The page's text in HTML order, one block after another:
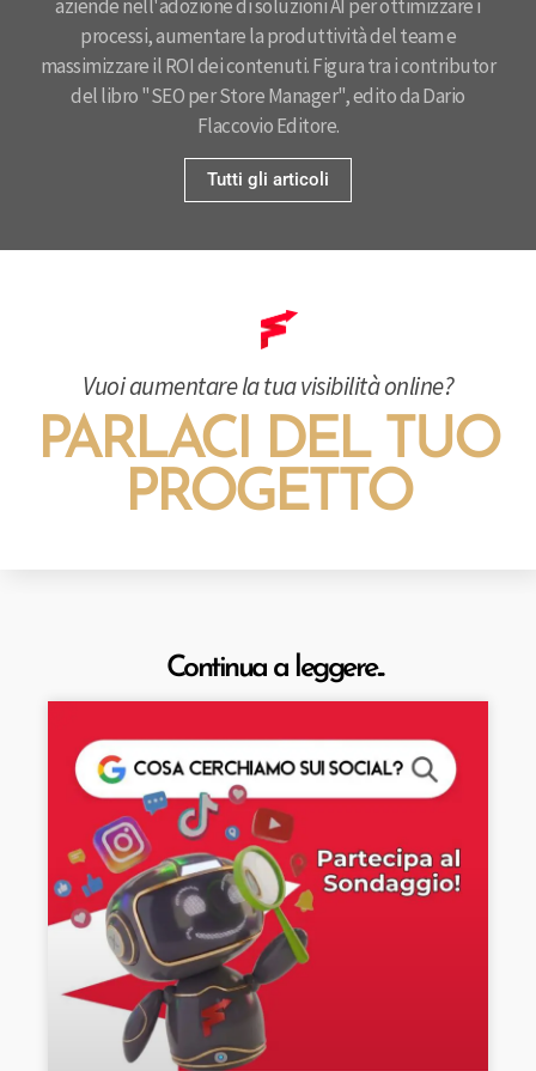
aziende nell'adozione di soluzioni AI per ottimizzare i
processi, aumentare la produttività del team e
massimizzare il ROI dei contenuti. Figura tra i contributor
del libro "SEO per Store Manager", edito da Dario
Flaccovio Editore.
Tutti gli articoli
Vuoi aumentare la tua visibilità online?
PARLACI DEL TUO
PROGETTO
Continua a leggere...